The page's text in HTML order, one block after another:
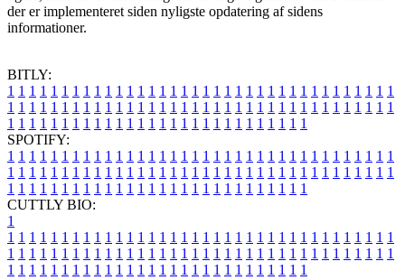
der er implementeret siden nyligste opdatering af sidens
informationer.
BITLY:
1 1 1 1 1 1 1 1 1 1 1 1 1 1 1 1 1 1 1 1 1 1 1 1 1 1 1 1 1 1 1 1 1 1 1 1
1 1 1 1 1 1 1 1 1 1 1 1 1 1 1 1 1 1 1 1 1 1 1 1 1 1 1 1 1 1 1 1 1 1 1 1
1 1 1 1 1 1 1 1 1 1 1 1 1 1 1 1 1 1 1 1 1 1 1 1 1 1 1 1
SPOTIFY:
1 1 1 1 1 1 1 1 1 1 1 1 1 1 1 1 1 1 1 1 1 1 1 1 1 1 1 1 1 1 1 1 1 1 1 1
1 1 1 1 1 1 1 1 1 1 1 1 1 1 1 1 1 1 1 1 1 1 1 1 1 1 1 1 1 1 1 1 1 1 1 1
1 1 1 1 1 1 1 1 1 1 1 1 1 1 1 1 1 1 1 1 1 1 1 1 1 1 1 1
CUTTLY BIO:
1
1 1 1 1 1 1 1 1 1 1 1 1 1 1 1 1 1 1 1 1 1 1 1 1 1 1 1 1 1 1 1 1 1 1 1 1
1 1 1 1 1 1 1 1 1 1 1 1 1 1 1 1 1 1 1 1 1 1 1 1 1 1 1 1 1 1 1 1 1 1 1 1
1 1 1 1 1 1 1 1 1 1 1 1 1 1 1 1 1 1 1 1 1 1 1 1 1 1 1 1